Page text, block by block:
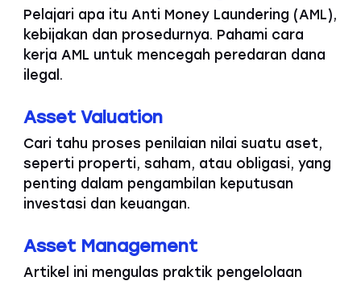
Pelajari apa itu Anti Money Laundering (AML),
kebijakan dan prosedurnya. Pahami cara
kerja AML untuk mencegah peredaran dana
ilegal.
Asset Valuation
Cari tahu proses penilaian nilai suatu aset,
seperti properti, saham, atau obligasi, yang
penting dalam pengambilan keputusan
investasi dan keuangan.
Asset Management
Artikel ini mengulas praktik pengelolaan